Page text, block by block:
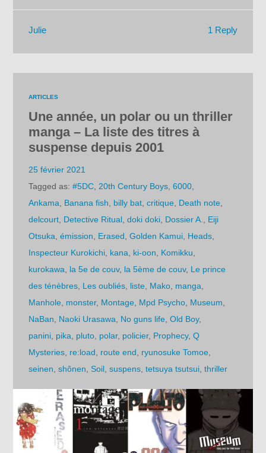
1 Reply
Julie
ARTICLES
Une année, un polar ou un thriller
manga – La liste des titres à
suspense depuis 2001
25 février 2021
Tagged as:#5DC 20th Century Boys ,6000
Ankama
Banana fish billy bat ,critique Death note
delcourt Detective Ritual ,doki doki Dossier A.
Eiji
Otsuka ,émission Erased ,Golden Kamui Heads
Inspecteur Kurokichi kana ki-oon Komikku
kurokawa
la 5e de couv, la 5ème de couv, Le prince
des ténèbres Les oubliés liste Mako manga
Manhole monster, Montage Mpd Psycho Museum
NaBan
Naoki Urasawa No guns life ,Old Boy,
panini pika pluto polar, policier, Prophecy,Q
Mysteries re:load route end ryunosuke Tomoe
seinen ,shônen ,Soil ,suspens ,tetsuya tsutsui ,thriller